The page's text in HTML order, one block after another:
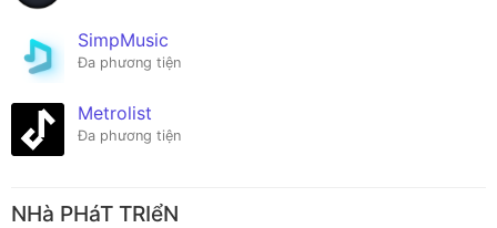
SimpMusic
Đa phương tiện
Metrolist
Đa phương tiện
NHà PHáT TRIểN